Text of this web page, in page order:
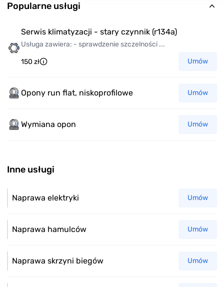
Popularne usługi
Serwis klimatyzacji - stary czynnik (r134a)
Usługa zawiera: - sprawdzenie szczelności ...
150 zł Umów
Opony run flat, niskoprofilowe Umów
Wymiana opon Umów
Inne usługi
Naprawa elektryki Umów
Naprawa hamulców Umów
Naprawa skrzyni biegów Umów